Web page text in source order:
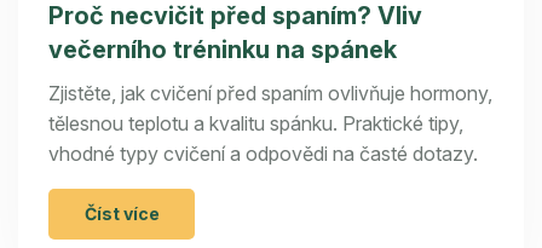
Proč necvičit před spaním? Vliv
večerního tréninku na spánek
Zjistěte, jak cvičení před spaním ovlivňuje hormony,
tělesnou teplotu a kvalitu spánku. Praktické tipy,
vhodné typy cvičení a odpovědi na časté dotazy.
Číst více